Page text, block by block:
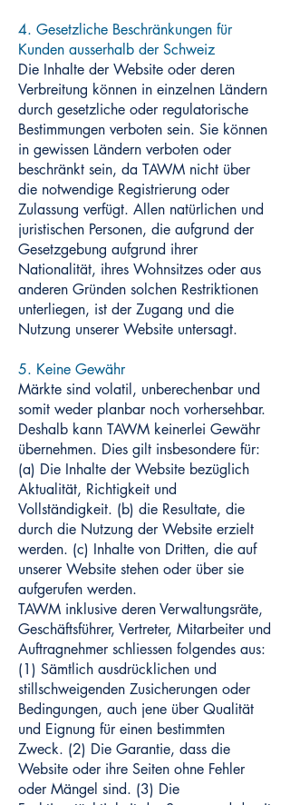
4. Gesetzliche Beschränkungen für
Kunden ausserhalb der Schweiz
Die Inhalte der Website oder deren
Verbreitung können in einzelnen Ländern
durch gesetzliche oder regulatorische
Bestimmungen verboten sein. Sie können
in gewissen Ländern verboten oder
beschränkt sein, da TAWM nicht über
die notwendige Registrierung oder
Zulassung verfügt. Allen natürlichen und
juristischen Personen, die aufgrund der
Gesetzgebung aufgrund ihrer
Nationalität, ihres Wohnsitzes oder aus
anderen Gründen solchen Restriktionen
unterliegen, ist der Zugang und die
Nutzung unserer Website untersagt.
5. Keine Gewähr
Märkte sind volatil, unberechenbar und
somit weder planbar noch vorhersehbar.
Deshalb kann TAWM keinerlei Gewähr
übernehmen. Dies gilt insbesondere für:
(a) Die Inhalte der Website bezüglich
Aktualität, Richtigkeit und
Vollständigkeit. (b) die Resultate, die
durch die Nutzung der Website erzielt
werden. (c) Inhalte von Dritten, die auf
unserer Website stehen oder über sie
aufgerufen werden.
TAWM inklusive deren Verwaltungsräte,
Geschäftsführer, Vertreter, Mitarbeiter und
Auftragnehmer schliessen folgendes aus:
(1) Sämtlich ausdrücklichen und
stillschweigenden Zusicherungen oder
Bedingungen, auch jene über Qualität
und Eignung für einen bestimmten
Zweck. (2) Die Garantie, dass die
Website oder ihre Seiten ohne Fehler
oder Mängel sind. (3) Die